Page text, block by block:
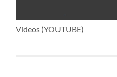
Videos (YOUTUBE)